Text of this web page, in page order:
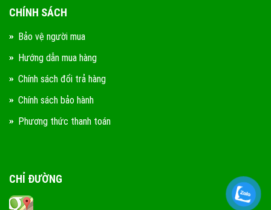
CHÍNH SÁCH
Bảo vệ người mua
Hướng dẫn mua hàng
Chính sách đổi trả hàng
Chính sách bảo hành
Phương thức thanh toán
CHỈ ĐƯỜNG